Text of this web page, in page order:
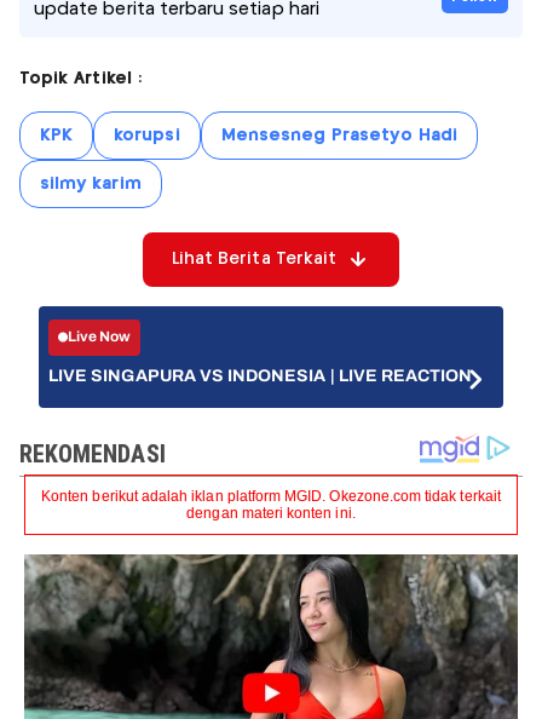
update berita terbaru setiap hari
Topik Artikel :
KPK korupsi Mensesneg Prasetyo Hadi
silmy karim
Lihat Berita Terkait
Live Now
LIVE SINGAPURA VS INDONESIA | LIVE REACTION